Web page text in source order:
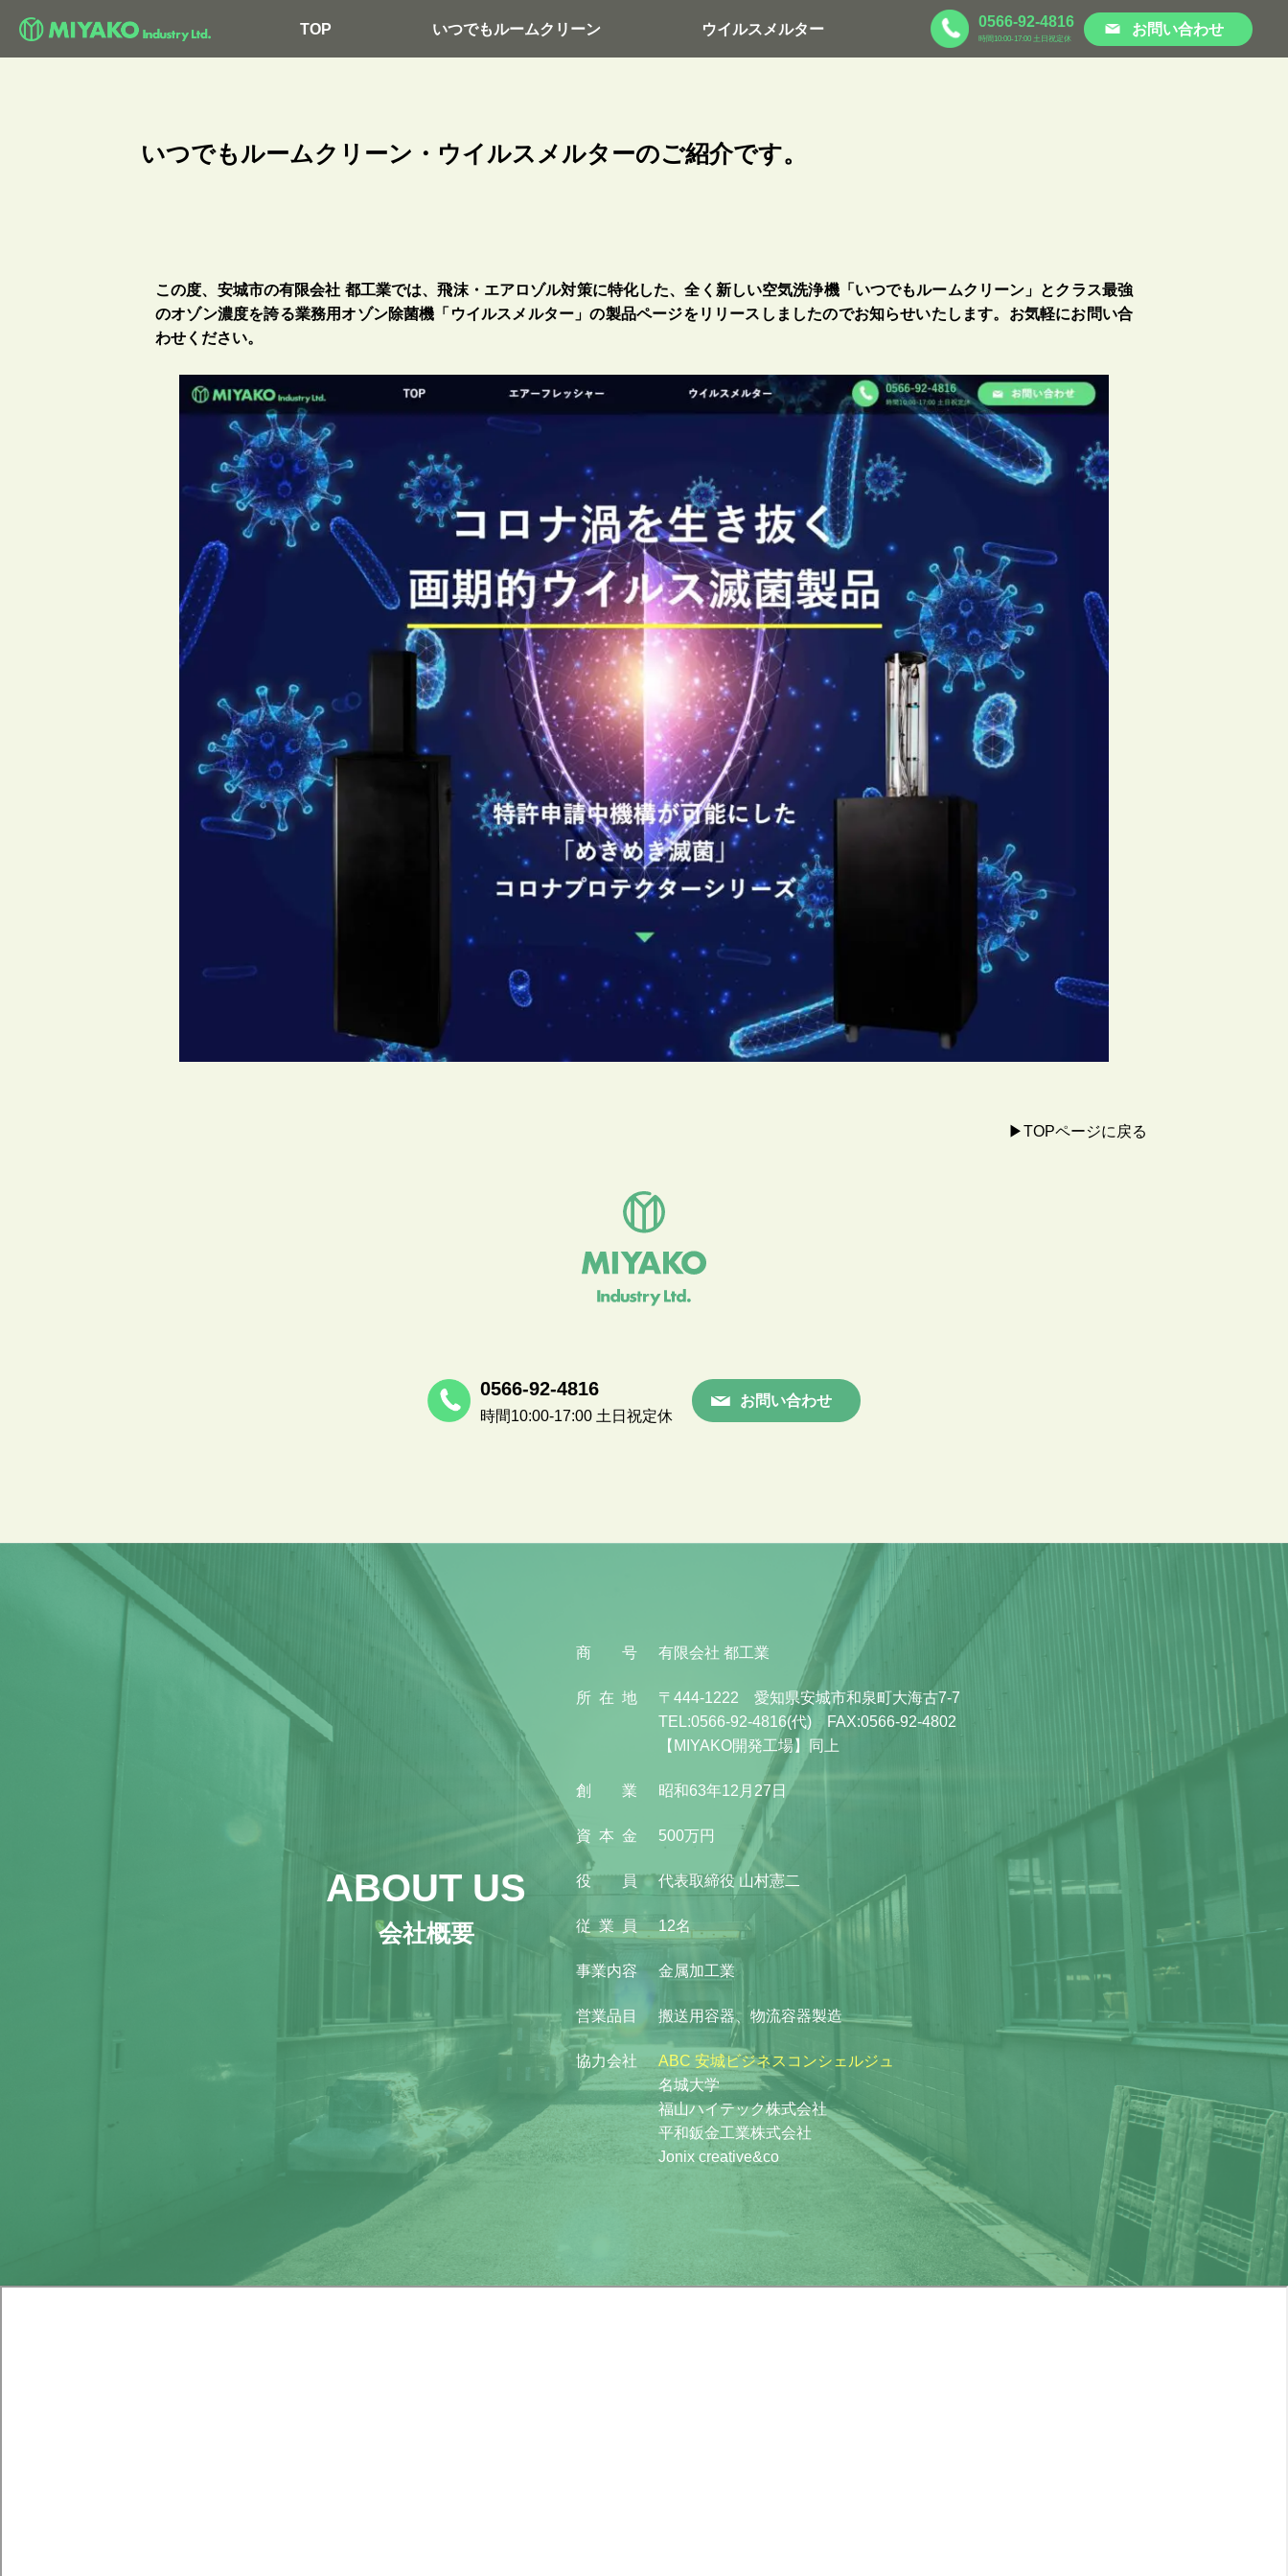
TOP いつでもルームクリーン ウイルスメルター 0566-92-4816
時間10:00-17:00 土日祝定休
お問い合わせ
いつでもルームクリーン・ウイルスメルターのご紹介です。
この度、安城市の有限会社 都工業では、飛沫・エアロゾル対策に特化した、全く新しい空気洗浄機「いつでもルームクリーン」とクラス最強
のオゾン濃度を誇る業務用オゾン除菌機「ウイルスメルター」の製品ページをリリースしましたのでお知らせいたします。お気軽にお問い合
わせください。
▶︎TOPページに戻る
0566-92-4816
時間10:00-17:00 土日祝定休
お問い合わせ
ABOUT US
会社概要
商 号 有限会社 都工業
所 在 地
〒444-1222 愛知県安城市和泉町大海古7-7
TEL:0566-92-4816(代) FAX:0566-92-4802
【MIYAKO開発工場】同上
創 業 昭和63年12月27日
資 本 金 500万円
役 員 代表取締役 山村憲二
従 業 員 12名
事業内容 金属加工業
営業品 目 搬送用容器、物流容器製造
協力会社
ABC 安城ビジネスコンシェルジュ
名城大学
福山ハイテック株式会社
平和鈑金工業株式会社
Jonix creative&co